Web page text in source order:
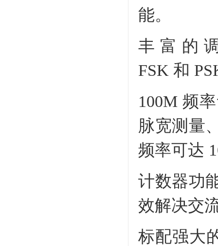
能。
丰富的
FSK 和
100M 频
脉宽测量
频率可达
计数器功
效解决交
标配强大